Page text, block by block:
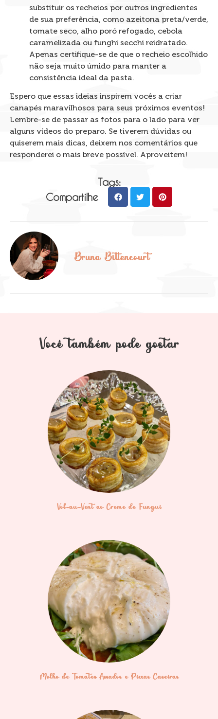
substituir os recheios por outros ingredientes
de sua preferência, como azeitona preta/verde,
tomate seco, alho poró refogado, cebola
caramelizada ou funghi secchi reidratado.
Apenas certifique-se de que o recheio escolhido
não seja muito úmido para manter a
consistência ideal da pasta.
Espero que essas ideias inspirem vocês a criar
canapés maravilhosos para seus próximos eventos!
Lembre-se de passar as fotos para o lado para ver
alguns vídeos do preparo. Se tiverem dúvidas ou
quiserem mais dicas, deixem nos comentários que
responderei o mais breve possível. Aproveitem!
Tags:
Compartilhe
Bruna Bittencourt
Você também pode gostar
Vol-au-Vent ao Creme de Fungui
Molho de Tomates Assados e Pizzas Caseiras